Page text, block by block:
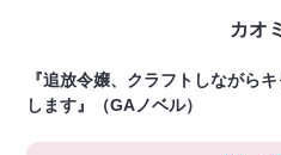
カオ
『追放令嬢、クラフトしながら
します』（GAノベル）